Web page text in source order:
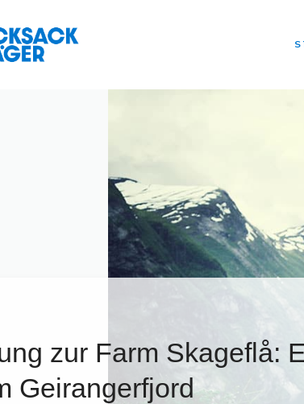
zur Farm Skageflå:
Geirangerfjord